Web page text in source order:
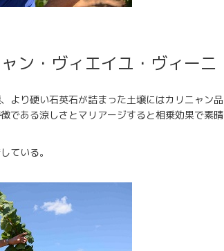
・ヴィエイユ・ヴィーニ
より硬い石英石が詰まった土壌にはカリニャン品
である涼しさとマリアージすると相乗効果で素晴
ている。